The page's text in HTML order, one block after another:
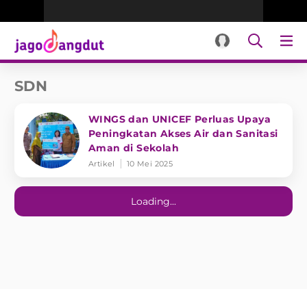
SDN
WINGS dan UNICEF Perluas Upaya
Peningkatan Akses Air dan Sanitasi
Aman di Sekolah
Artikel 10 Mei 2025
Loading...